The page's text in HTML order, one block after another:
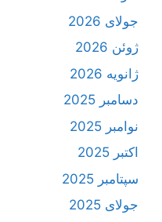
جولای 2026
ژوئن 2026
ژانویه 2026
دسامبر 2025
نوامبر 2025
اکتبر 2025
سپتامبر 2025
جولای 2025